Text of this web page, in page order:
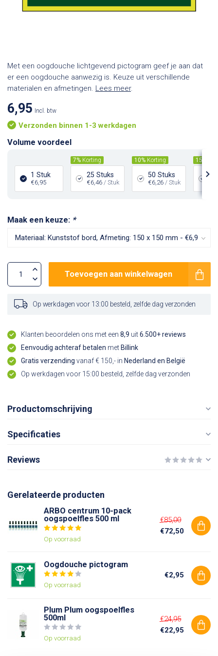
Met een oogdouche lichtgevend pictogram geef je aan dat
er een oogdouche aanwezig is. Keuze uit verschillende
materialen en afmetingen. Lees meer.
6,95 Incl. btw
Verzonden binnen 1-3 werkdagen
Volume voordeel
1 Stuk
€6,95
7% Korting
25 Stuks
€6,46 / Stuk
10% Korting
50 Stuks
€6,26 / Stuk
15%
Maak een keuze: *
Toevoegen aan winkelwagen
Op werkdagen voor 13:00 besteld, zelfde dag verzonden
Klanten beoordelen ons met een 8,9 uit6.500+ reviews
Eenvoudig achteraf betalen met Billink
Gratis verzending vanaf € 150,- in Nederland en België
Op werkdagen voor 15:00 besteld, zelfde dag verzonden
Productomschrijving
Specificaties
Reviews
Gerelateerde producten
ARBO centrum 10-pack
oogspoelfles 500 ml
Op voorraad
€85,00
€72,50
Oogdouche pictogram
Op voorraad
€2,95
Plum Plum oogspoelfles
500ml
Op voorraad
€24,95
€22,95